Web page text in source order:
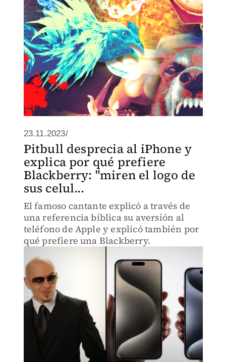
23.11.2023/
Pitbull desprecia al iPhone y
explica por qué prefiere
Blackberry: "miren el logo de
sus celul...
El famoso cantante explicó a través de
una referencia bíblica su aversión al
teléfono de Apple y explicó también por
qué prefiere una Blackberry.